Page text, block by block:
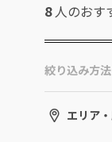
8人のおす
絞り込み方法
エリア